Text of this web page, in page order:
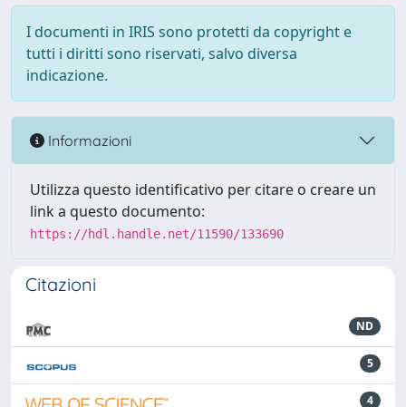
I documenti in IRIS sono protetti da copyright e
tutti i diritti sono riservati, salvo diversa
indicazione.
Informazioni
Utilizza questo identificativo per citare o creare un
link a questo documento:
https://hdl.handle.net/11590/133690
Citazioni
ND
5
4